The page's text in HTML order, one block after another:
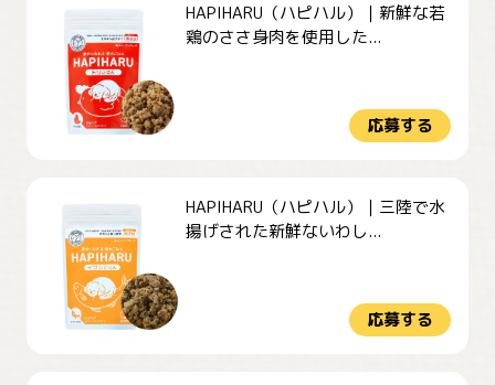
HAPIHARU（ハピハル）｜新鮮な若
鶏のささ身肉を使用した...
応募する
HAPIHARU（ハピハル）｜三陸で水
揚げされた新鮮ないわし...
応募する